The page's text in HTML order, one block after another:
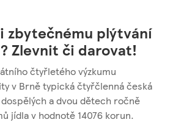
zbytečnému plýtvání
Zlevnit či darovat!
čtyřletého výzkumu
v Brně typická čtyřčlenná česká
a dvou dětech ročně
jídla v hodnotě 14076 korun.